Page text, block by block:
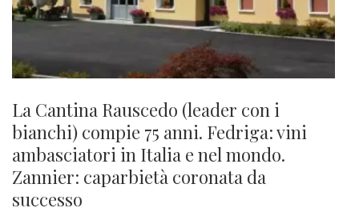
La Cantina Rauscedo (leader con i
bianchi) compie 75 anni. Fedriga: vini
ambasciatori in Italia e nel mondo.
Zannier: caparbietà coronata da
successo